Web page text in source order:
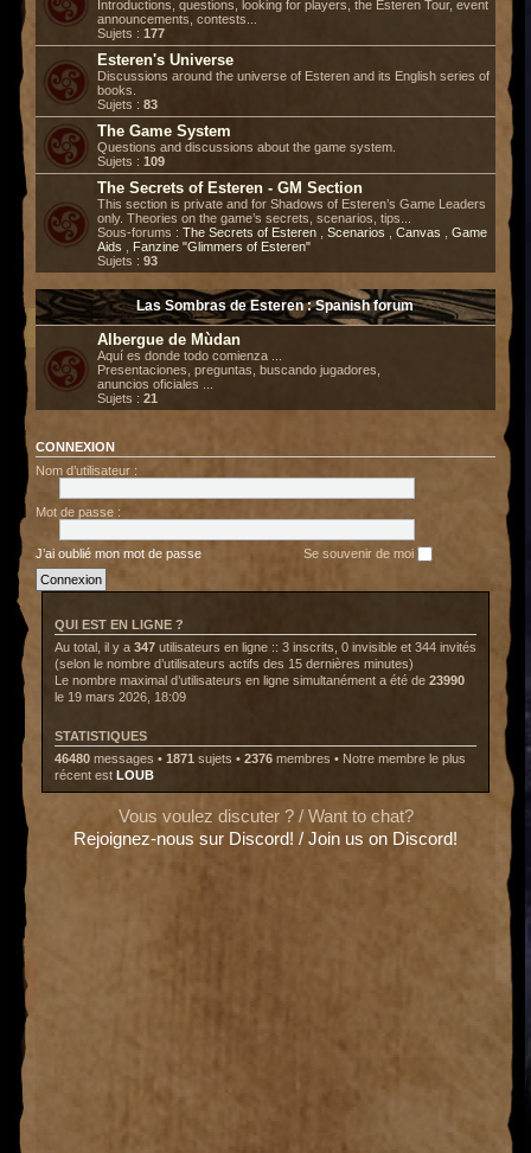
Introductions, questions, looking for players, the Esteren Tour, event
announcements, contests...
Sujets : 177
Esteren's Universe
Discussions around the universe of Esteren and its English series of
books.
Sujets : 83
The Game System
Questions and discussions about the game system.
Sujets : 109
The Secrets of Esteren - GM Section
This section is private and for Shadows of Esteren’s Game Leaders
only. Theories on the game’s secrets, scenarios, tips...
Sous-forums : The Secrets of Esteren Scenarios Canvas
Game
Aids
Fanzine "Glimmers of Esteren"
Sujets : 93
Las Sombras de Esteren : Spanish forum
Albergue de Mùdan
Aquí es donde todo comienza ...
Presentaciones, preguntas, buscando jugadores,
anuncios oficiales ...
Sujets : 21
CONNEXION
Nom d’utilisateur :
Mot de passe :
J’ai oublié mon mot de passe Se souvenir de moi
QUI EST EN LIGNE ?
Au total, il y a 347 utilisateurs en ligne :: 3 inscrits, 0 invisible et 344 invités
(selon le nombre d’utilisateurs actifs des 15 dernières minutes)
Le nombre maximal d’utilisateurs en ligne simultanément a été de 23990
le 19 mars 2026, 18:09
STATISTIQUES
46480 messages • 1871 sujets • 2376 membres • Notre membre le plus
récent est LOUB
Vous voulez discuter ? / Want to chat?
Rejoignez-nous sur Discord! / Join us on Discord!